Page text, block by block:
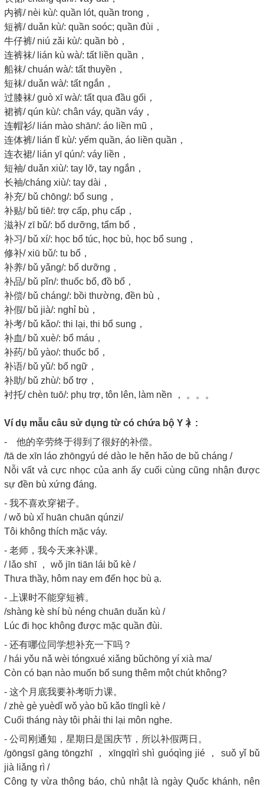
内裤/ nèi kù/: quần lót, quần trong，
短裤/ duǎn kù/: quần soóc; quần đùi，
牛仔裤/ niú zǎi kù/: quần bò，
连裤袜/ lián kù wà/: tất liền quần，
船袜/ chuán wà/: tất thuyền，
短袜/ duǎn wà/: tất ngắn，
过膝袜/ guò xī wà/: tất qua đầu gối，
裙裤/ qún kù/: chân váy, quần váy，
连帽衫/ lián mào shān/: áo liền mũ，
连体裤/ lián tǐ kù/: yếm quần, áo liền quần，
连衣裙/ lián yī qún/: váy liền，
短袖/ duǎn xiù/: tay lỡ, tay ngắn，
长袖/cháng xiù/: tay dài，
补充/ bǔ chōng/: bổ sung，
补贴/ bǔ tiē/: trợ cấp, phụ cấp，
滋补/ zī bǔ/: bổ dưỡng, tẩm bổ，
补习/ bǔ xí/: học bổ túc, học bù, học bổ sung，
修补/ xiū bǔ/: tu bổ，
补养/ bǔ yǎng/: bổ dưỡng，
补品/ bǔ pǐn/: thuốc bổ, đồ bổ，
补偿/ bǔ cháng/: bồi thường, đền bù，
补假/ bǔ jià/: nghỉ bù，
补考/ bǔ kǎo/: thi lại, thi bổ sung，
补血/ bǔ xuè/: bổ máu，
补药/ bǔ yào/: thuốc bổ，
补语/ bǔ yǔ/: bổ ngữ，
补助/ bǔ zhù/: bổ trợ，
衬托/ chèn tuō/: phụ trợ, tôn lên, làm nền ， 。。。
Ví dụ mẫu câu sử dụng từ có chứa bộ Y 衤:
- 他的辛劳终于得到了很好的补偿。
/tā de xīn láo zhōngyú dé dào le hěn hǎo de bǔ cháng /
Nỗi vất vả cực nhọc của anh ấy cuối cùng cũng nhận được
sự đền bù xứng đáng.
- 我不喜欢穿裙子。
/ wǒ bù xǐ huān chuān qúnzi/
Tôi không thích mặc váy.
- 老师，我今天来补课。
/ lǎo shī ， wǒ jīn tiān lái bǔ kè /
Thưa thầy, hôm nay em đến học bù ạ.
- 上课时不能穿短裤。
/shàng kè shí bù néng chuān duǎn kù /
Lúc đi học không được mặc quần đùi.
- 还有哪位同学想补充一下吗？
/ hái yǒu nǎ wèi tóngxué xiǎng bǔchōng yí xià ma/
Còn có bạn nào muốn bổ sung thêm một chút không?
- 这个月底我要补考听力课。
/ zhè gè yuèdǐ wǒ yào bǔ kǎo tīnglì kè /
Cuối tháng này tôi phải thi lại môn nghe.
- 公司刚通知，星期日是国庆节，所以补假两日。
/gōngsī gāng tōngzhī ， xīngqīrì shì guóqìng jié ， suǒ yǐ bǔ
jià liǎng rì /
Công ty vừa thông báo, chủ nhật là ngày Quốc khánh, nên